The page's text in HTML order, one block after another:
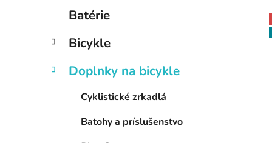
č
ý
Preskočiť
kategórie
e
ó
Batérie
Bicykle
Doplnky na bicykle
Cyklistické zrkadlá
Batohy a príslušenstvo